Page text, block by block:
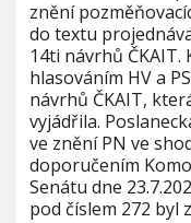
znění
do textu
14ti návrhů ČKAIT.
hlasováním HV a
návrhů ČKAIT,
vyjádřila.
ve znění PN ve
doporučením
Senátu dne
pod číslem 272 byl